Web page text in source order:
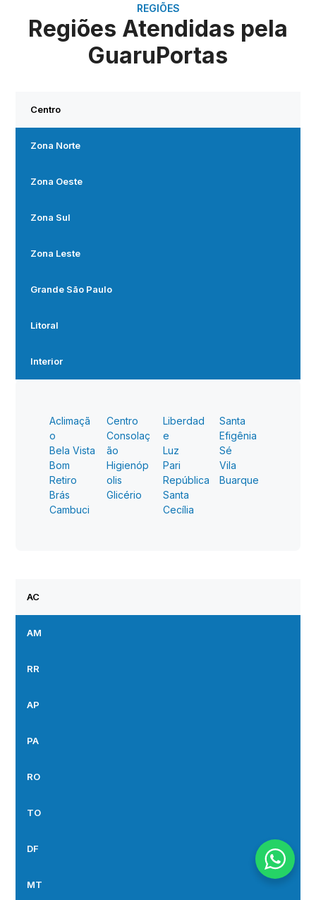
REGIÕES
Regiões Atendidas pela
GuaruPortas
Centro
Zona Norte
Zona Oeste
Zona Sul
Zona Leste
Grande São Paulo
Litoral
Interior
Aclimaçã
o
Bela Vista
Bom
Retiro
Brás
Cambuci
Centro
Consolaç
ão
Higienóp
olis
Glicério
Liberdad
e
Luz
Pari
República
Santa
Cecília
Santa
Efigênia
Sé
Vila
Buarque
AC
AM
RR
AP
PA
RO
TO
DF
MT